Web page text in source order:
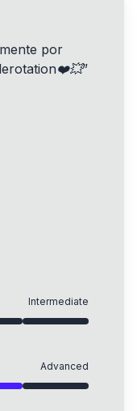
por
”
Intermediate
Advanced